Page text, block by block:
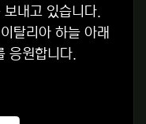
내고 있습니다.
탈리아 하늘 아래
응원합니다.